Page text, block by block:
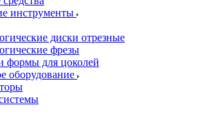
инструменты
диски отрезные
фрезы
для цоколей
оборудование